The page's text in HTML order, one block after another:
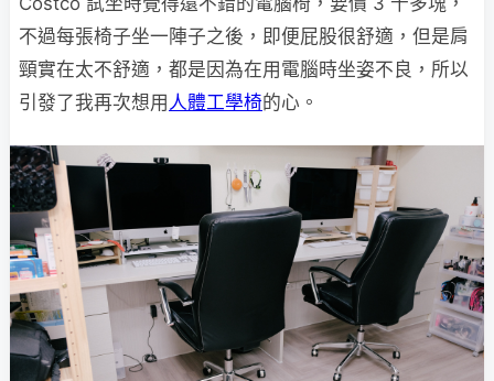
不過每張椅子坐一陣子之後，即便屁股很舒適，但是肩
頸實在太不舒適，都是因為在用電腦時坐姿不良，所以
引發了我再次想用 人體工學椅的心。